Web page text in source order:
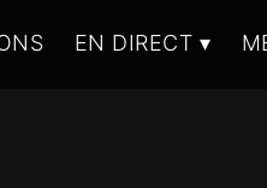
EN DIRECT